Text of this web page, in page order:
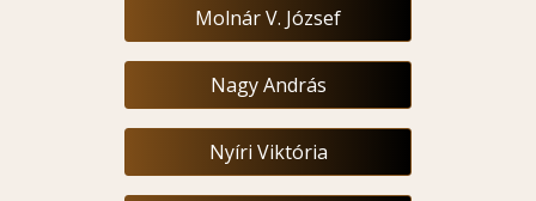
Molnár V. József
Nagy András
Nyíri Viktória